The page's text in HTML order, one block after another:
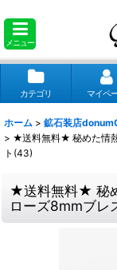
メニュー
カテゴリ マイペ
ホーム > 鉱石装店
> ★送料無料★ 秘めた情
ト(43)
★送料無料★ 秘
ローズ8mmブレ